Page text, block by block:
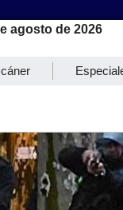
agosto de 2026